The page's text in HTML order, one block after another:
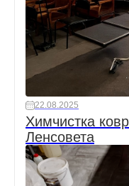
22.08.2025
Химчистка
Ленсовета